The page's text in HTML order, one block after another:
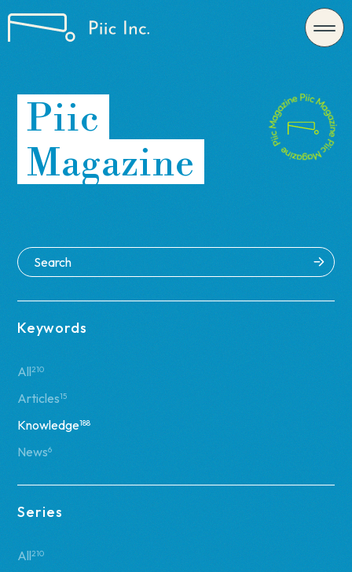
Piic
Magazine
Keywords
All210
Articles15
Knowledge188
News6
Series
All210